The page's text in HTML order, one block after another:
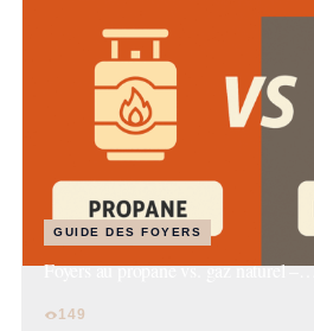
GUIDE DES FOYERS
Foyers au propane vs. gaz naturel
149